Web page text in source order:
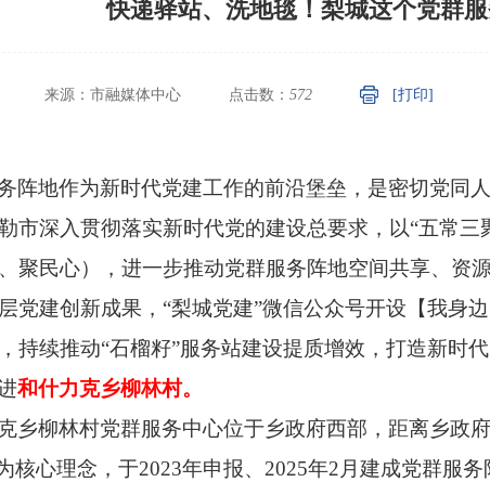
快递驿站、洗地毯！梨城这个党群
来源：市融媒体中心 点击数： 572 [打印]
阵地作为新时代党建工作的前沿堡垒，是密切党同
市深入贯彻落实新时代党的建设总要求，以“五常
聚民心），进一步推动党群服务阵地空间共享、资
党建创新成果，“梨城党建”微信公众号开设【我身
持续推动“石榴籽”服务站建设提质增效，打造新时代
和什力克乡柳林村。
乡柳林村党群服务中心位于乡政府西部，距离乡政
核心理念，于2023年申报、2025年2月建成党群服